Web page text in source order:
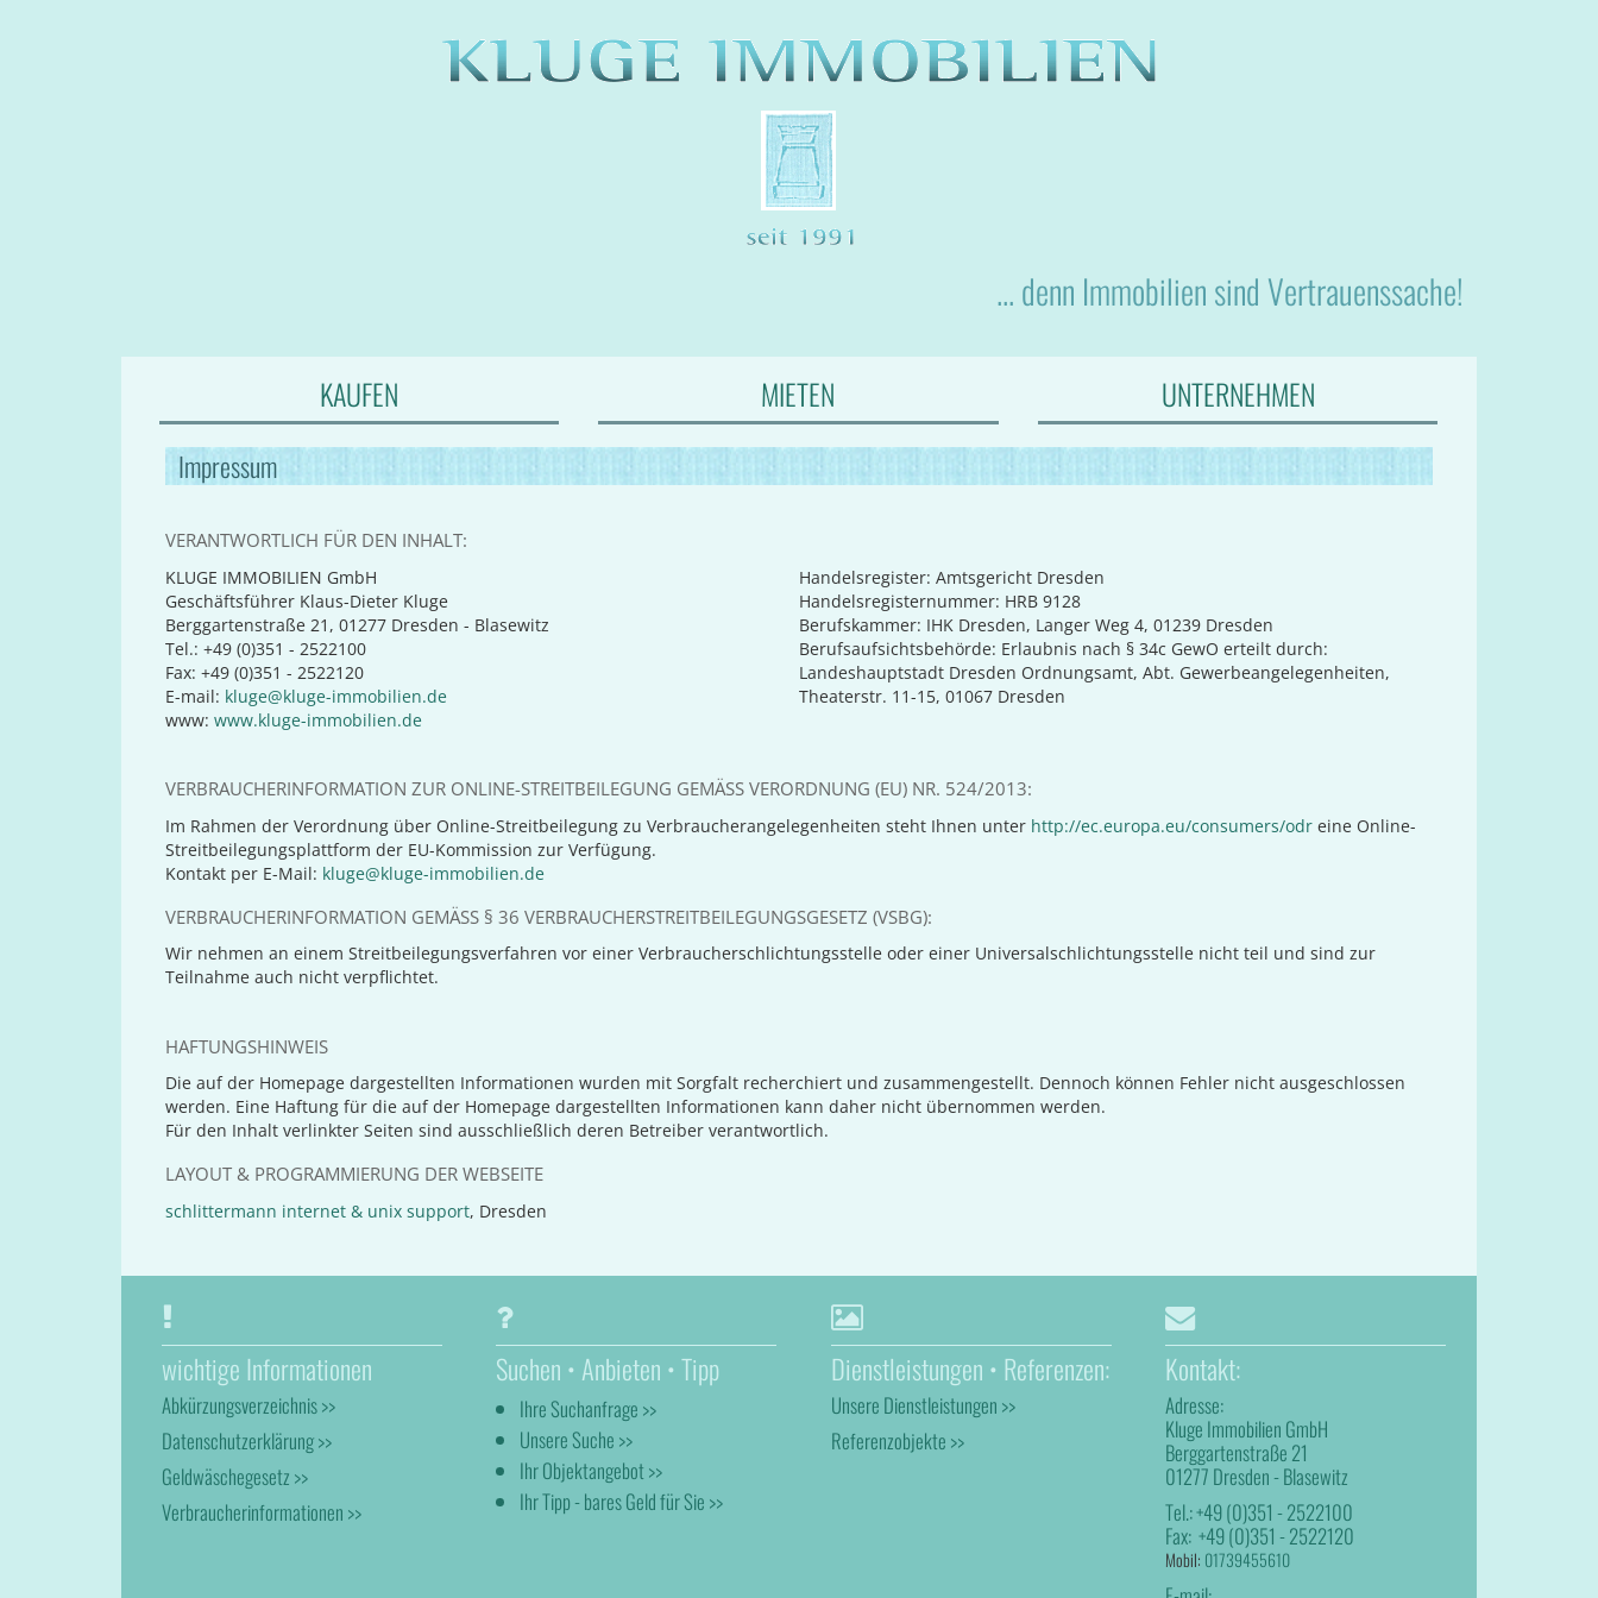
... denn Immobilien sind Vertrauenssache!
KAUFEN MIETEN UNTERNEHMEN
Impressum
VERANTWORTLICH FÜR DEN INHALT:
KLUGE IMMOBILIEN GmbH
Geschäftsführer Klaus-Dieter Kluge
Berggartenstraße 21, 01277 Dresden - Blasewitz
Tel.: +49 (0)351 - 2522100
Fax: +49 (0)351 - 2522120
E-mail: kluge@kluge-immobilien.de
www:www.kluge-immobilien.de
Handelsregister: Amtsgericht Dresden
Handelsregisternummer: HRB 9128
Berufskammer: IHK Dresden, Langer Weg 4, 01239 Dresden
Berufsaufsichtsbehörde: Erlaubnis nach § 34c GewO erteilt durch:
Landeshauptstadt Dresden Ordnungsamt, Abt. Gewerbeangelegenheiten,
Theaterstr. 11-15, 01067 Dresden
VERBRAUCHERINFORMATION ZUR ONLINE-STREITBEILEGUNG GEMÄSS VERORDNUNG (EU) NR. 524/2013:
Im Rahmen der Verordnung über Online-Streitbeilegung zu Verbraucherangelegenheiten steht Ihnen unter http://ec.europa.eu/consumers/odr eine Online-
Streitbeilegungsplattform der EU-Kommission zur Verfügung.
Kontakt per E-Mail: kluge@kluge-immobilien.de
VERBRAUCHERINFORMATION GEMÄSS § 36 VERBRAUCHERSTREITBEILEGUNGSGESETZ (VSBG):
Wir nehmen an einem Streitbeilegungsverfahren vor einer Verbraucherschlichtungsstelle oder einer Universalschlichtungsstelle nicht teil und sind zur
Teilnahme auch nicht verpflichtet.
HAFTUNGSHINWEIS
Die auf der Homepage dargestellten Informationen wurden mit Sorgfalt recherchiert und zusammengestellt. Dennoch können Fehler nicht ausgeschlossen
werden. Eine Haftung für die auf der Homepage dargestellten Informationen kann daher nicht übernommen werden.
Für den Inhalt verlinkter Seiten sind ausschließlich deren Betreiber verantwortlich.
LAYOUT & PROGRAMMIERUNG DER WEBSEITE
schlittermann internet & unix support, Dresden
wichtige Informationen
Abkürzungsverzeichnis >>
Datenschutzerklärung >>
Geldwäschegesetz >>
Verbraucherinformationen >>
Suchen • Anbieten • Tipp
Ihre Suchanfrage >>
Unsere Suche >>
Ihr Objektangebot >>
Ihr Tipp - bares Geld für Sie >>
Dienstleistungen • Referenzen:
Unsere Dienstleistungen >>
Referenzobjekte >>
Kontakt:
Adresse:
Kluge Immobilien GmbH
Berggartenstraße 21
01277 Dresden - Blasewitz
Tel.:+49 (0)351 - 2522100
Fax:+49 (0)351 - 2522120
Mobil: 01739455610